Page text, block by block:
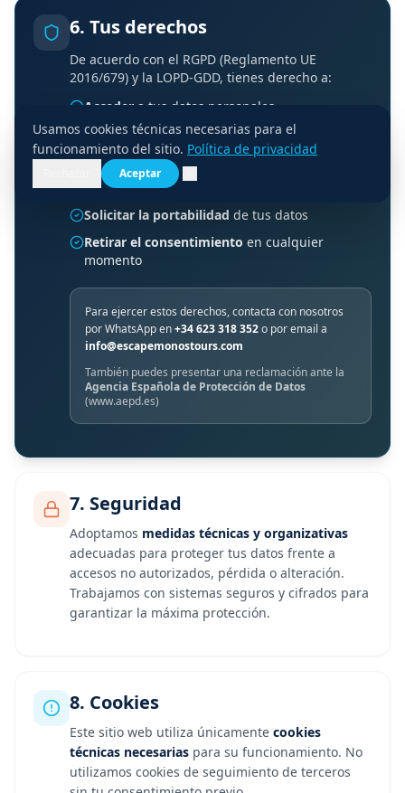
6. Tus derechos
De acuerdo con el RGPD (Reglamento UE
2016/679) y la LOPD-GDD, tienes derecho a:
Acceder a tus datos personales
Rectificarlossi son inexactos
Suprimirloscuando ya no sean necesarios
Oponerteal tratamiento
Solicitar la portabilidad de tus datos
Retirar el consentimiento en cualquier
momento
Para ejercer estos derechos, contacta con nosotros
por WhatsApp en+34 623 318 352o por email a
info@escapemonostours.com
También puedes presentar una reclamación ante la
Agencia Española de Protección de Datos
(www.aepd.es)
7. Seguridad
Adoptamos medidas técnicas y organizativas
adecuadas para proteger tus datos frente a
accesos no autorizados, pérdida o alteración.
Trabajamos con sistemas seguros y cifrados para
garantizar la máxima protección.
8. Cookies
Este sitio web utiliza únicamente cookies
técnicas necesarias para su funcionamiento. No
utilizamos cookies de seguimiento de terceros
Usamos cookies técnicas necesarias para el
funcionamiento del sitio. Política de privacidad
Aceptar